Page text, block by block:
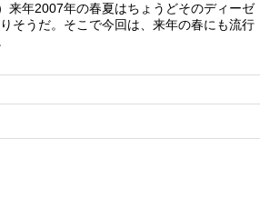
来年2007年の春夏はちょうどそのディーゼ
そうだ。そこで今回は、来年の春にも流行